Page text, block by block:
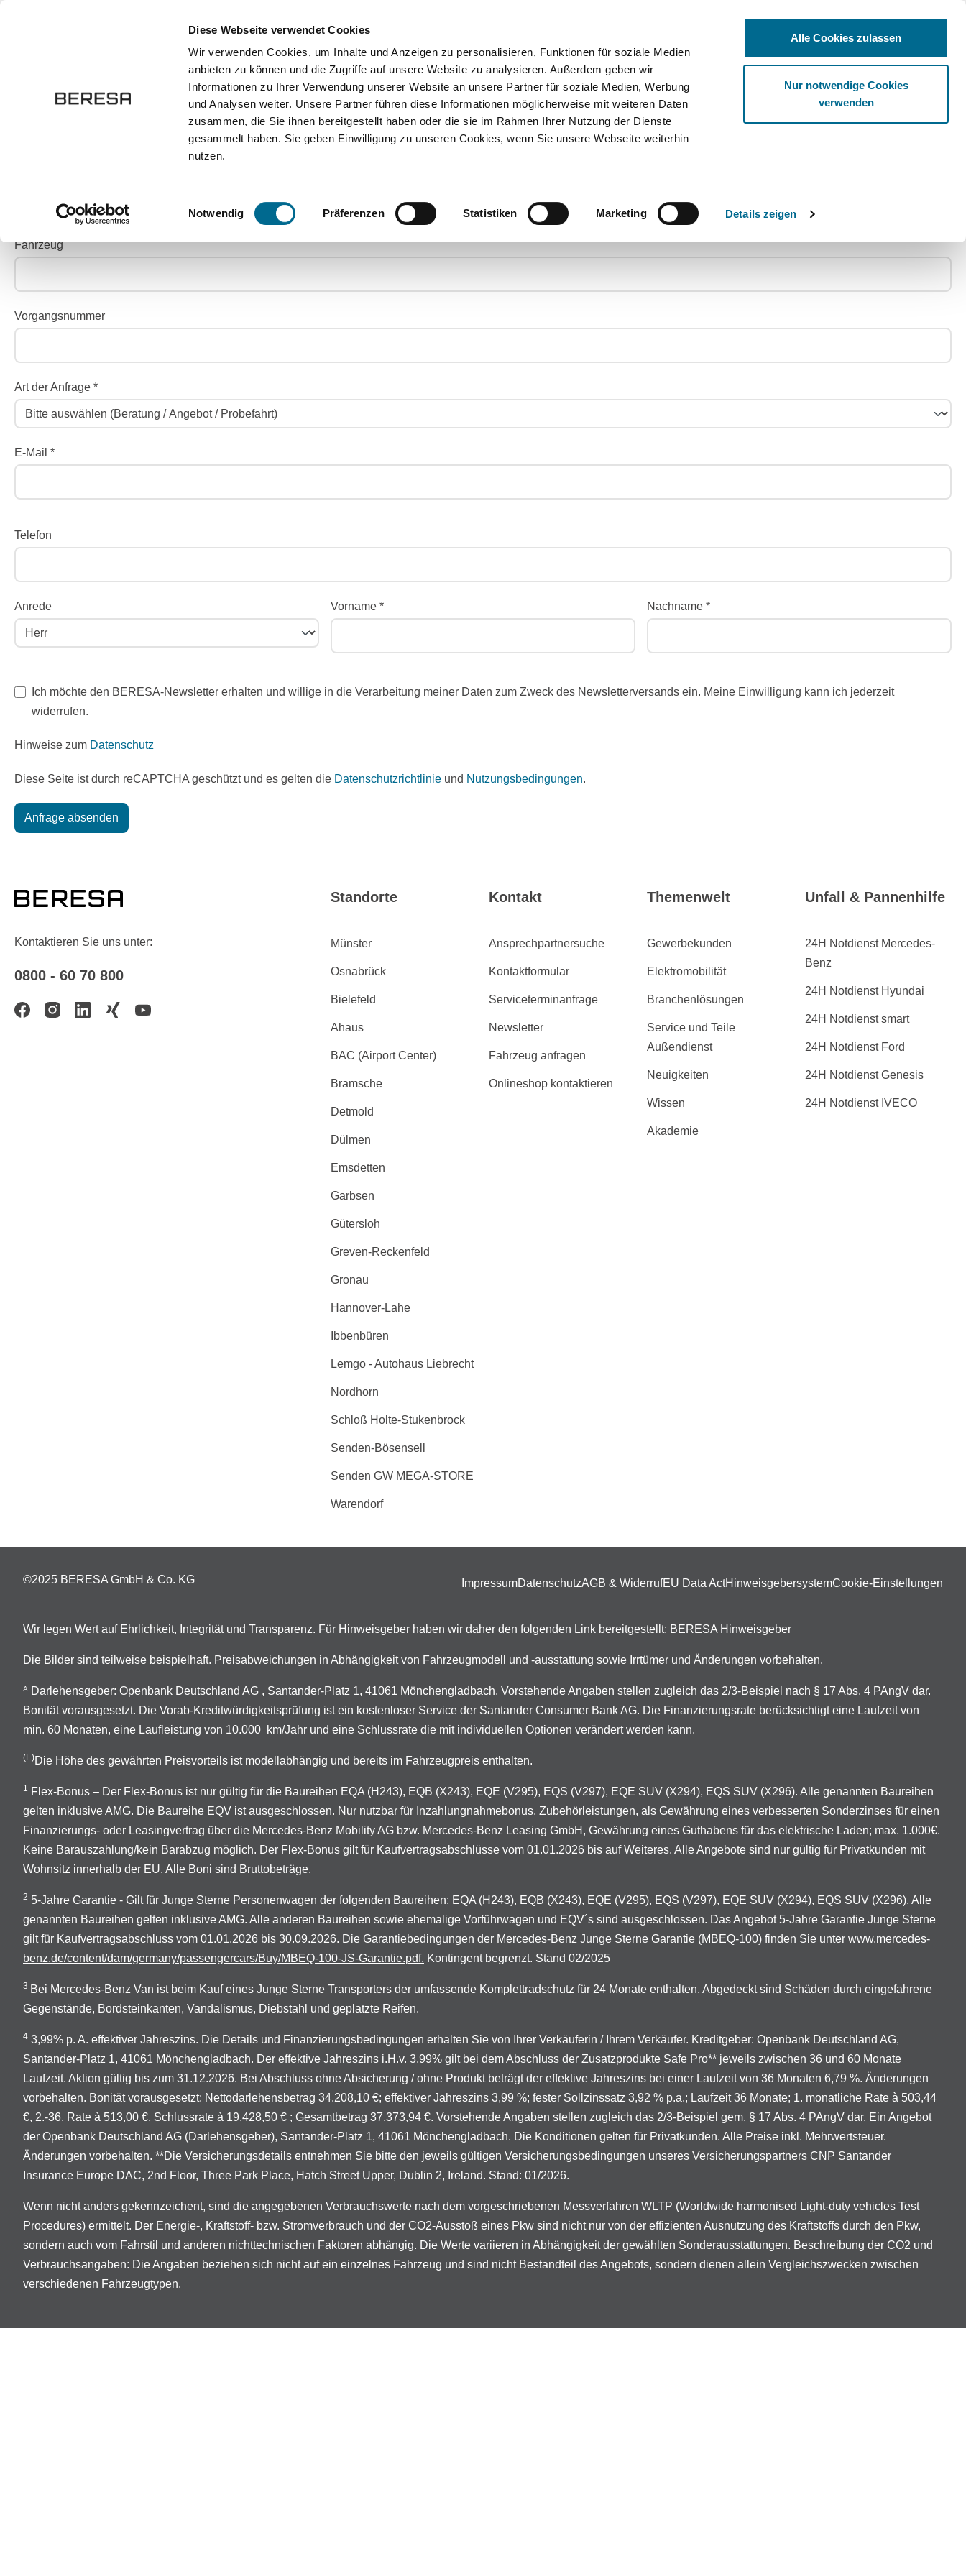
Diese Webseite verwendet Cookies
Wir verwenden Cookies, um Inhalte und Anzeigen zu personalisieren, Funktionen für soziale Medien
anbieten zu können und die Zugriffe auf unsere Website zu analysieren. Außerdem geben wir
Informationen zu Ihrer Verwendung unserer Website an unsere Partner für soziale Medien, Werbung
und Analysen weiter. Unsere Partner führen diese Informationen möglicherweise mit weiteren Daten
zusammen, die Sie ihnen bereitgestellt haben oder die sie im Rahmen Ihrer Nutzung der Dienste
gesammelt haben. Sie geben Einwilligung zu unseren Cookies, wenn Sie unsere Webseite weiterhin
nutzen.
Einwilligungsauswahl
Notwendig Präferenzen Statistiken Marketing Details zeigen
Alle Cookies zulassen
Nur notwendige Cookies
verwenden
Onlineshop
JETZT FAHRZEUG ANFRAGEN
Fahrzeug
Vorgangsnummer
Art der Anfrage *
E-Mail *
Telefon
Anrede Vorname * Nachname *
Ich möchte den BERESA-Newsletter erhalten und willige in die Verarbeitung meiner Daten zum Zweck des Newsletterversands ein. Meine Einwilligung kann ich jederzeit
widerrufen.
Hinweise zum Datenschutz
Diese Seite ist durch reCAPTCHA geschützt und es gelten die Datenschutzrichtlinie und Nutzungsbedingungen.
Anfrage absenden
Kontaktieren Sie uns unter:
0800 - 60 70 800
Standorte
Münster
Osnabrück
Bielefeld
Ahaus
BAC (Airport Center)
Bramsche
Detmold
Dülmen
Emsdetten
Garbsen
Gütersloh
Greven-Reckenfeld
Gronau
Hannover-Lahe
Ibbenbüren
Lemgo - Autohaus Liebrecht
Nordhorn
Schloß Holte-Stukenbrock
Senden-Bösensell
Senden GW MEGA-STORE
Warendorf
Kontakt
Ansprechpartnersuche
Kontaktformular
Serviceterminanfrage
Newsletter
Fahrzeug anfragen
Onlineshop kontaktieren
Themenwelt
Gewerbekunden
Elektromobilität
Branchenlösungen
Service und Teile
Außendienst
Neuigkeiten
Wissen
Akademie
Unfall & Pannenhilfe
24H Notdienst Mercedes-
Benz
24H Notdienst Hyundai
24H Notdienst smart
24H Notdienst Ford
24H Notdienst Genesis
24H Notdienst IVECO
©2025 BERESA GmbH & Co. KG ImpressumDatenschutzAGB & WiderrufEU Data ActHinweisgebersystemCookie-Einstellungen
Wir legen Wert auf Ehrlichkeit, Integrität und Transparenz. Für Hinweisgeber haben wir daher den folgenden Link bereitgestellt: BERESA Hinweisgeber
Die Bilder sind teilweise beispielhaft. Preisabweichungen in Abhängigkeit von Fahrzeugmodell und -ausstattung sowie Irrtümer und Änderungen vorbehalten.
A
Darlehensgeber: Openbank Deutschland AG , Santander-Platz 1, 41061 Mönchengladbach. Vorstehende Angaben stellen zugleich das 2/3-Beispiel nach § 17 Abs. 4 PAngV dar.
Bonität vorausgesetzt. Die Vorab-Kreditwürdigkeitsprüfung ist ein kostenloser Service der Santander Consumer Bank AG. Die Finanzierungsrate berücksichtigt eine Laufzeit von
min. 60 Monaten, eine Laufleistung von 10.000 km/Jahr und eine Schlussrate die mit individuellen Optionen verändert werden kann.
(E)Die Höhe des gewährten Preisvorteils ist modellabhängig und bereits im Fahrzeugpreis enthalten.
1 Flex-Bonus – Der Flex-Bonus ist nur gültig für die Baureihen EQA (H243), EQB (X243), EQE (V295), EQS (V297), EQE SUV (X294), EQS SUV (X296). Alle genannten Baureihen
gelten inklusive AMG. Die Baureihe EQV ist ausgeschlossen. Nur nutzbar für Inzahlungnahmebonus, Zubehörleistungen, als Gewährung eines verbesserten Sonderzinses für einen
Finanzierungs- oder Leasingvertrag über die Mercedes-Benz Mobility AG bzw. Mercedes-Benz Leasing GmbH, Gewährung eines Guthabens für das elektrische Laden; max. 1.000€.
Keine Barauszahlung/kein Barabzug möglich. Der Flex-Bonus gilt für Kaufvertragsabschlüsse vom 01.01.2026 bis auf Weiteres. Alle Angebote sind nur gültig für Privatkunden mit
Wohnsitz innerhalb der EU. Alle Boni sind Bruttobeträge.
2 5-Jahre Garantie - Gilt für Junge Sterne Personenwagen der folgenden Baureihen: EQA (H243), EQB (X243), EQE (V295), EQS (V297), EQE SUV (X294), EQS SUV (X296). Alle
genannten Baureihen gelten inklusive AMG. Alle anderen Baureihen sowie ehemalige Vorführwagen und EQV´s sind ausgeschlossen. Das Angebot 5-Jahre Garantie Junge Sterne
gilt für Kaufvertragsabschluss vom 01.01.2026 bis 30.09.2026. Die Garantiebedingungen der Mercedes-Benz Junge Sterne Garantie (MBEQ-100) finden Sie unter www.mercedes-
benz.de/content/dam/germany/passengercars/Buy/MBEQ-100-JS-Garantie.pdf. Kontingent begrenzt. Stand 02/2025
3 Bei Mercedes-Benz Van ist beim Kauf eines Junge Sterne Transporters der umfassende Komplettradschutz für 24 Monate enthalten. Abgedeckt sind Schäden durch eingefahrene
Gegenstände, Bordsteinkanten, Vandalismus, Diebstahl und geplatzte Reifen.
4 3,99% p. A. effektiver Jahreszins. Die Details und Finanzierungsbedingungen erhalten Sie von Ihrer Verkäuferin / Ihrem Verkäufer. Kreditgeber: Openbank Deutschland AG,
Santander-Platz 1, 41061 Mönchengladbach. Der effektive Jahreszins i.H.v. 3,99% gilt bei dem Abschluss der Zusatzprodukte Safe Pro** jeweils zwischen 36 und 60 Monate
Laufzeit. Aktion gültig bis zum 31.12.2026. Bei Abschluss ohne Absicherung / ohne Produkt beträgt der effektive Jahreszins bei einer Laufzeit von 36 Monaten 6,79 %. Änderungen
vorbehalten. Bonität vorausgesetzt: Nettodarlehensbetrag 34.208,10 €; effektiver Jahreszins 3,99 %; fester Sollzinssatz 3,92 % p.a.; Laufzeit 36 Monate; 1. monatliche Rate à 503,44
€, 2.-36. Rate à 513,00 €, Schlussrate à 19.428,50 € ; Gesamtbetrag 37.373,94 €. Vorstehende Angaben stellen zugleich das 2/3-Beispiel gem. § 17 Abs. 4 PAngV dar. Ein Angebot
der Openbank Deutschland AG (Darlehensgeber), Santander-Platz 1, 41061 Mönchengladbach. Die Konditionen gelten für Privatkunden. Alle Preise inkl. Mehrwertsteuer.
Änderungen vorbehalten. **Die Versicherungsdetails entnehmen Sie bitte den jeweils gültigen Versicherungsbedingungen unseres Versicherungspartners CNP Santander
Insurance Europe DAC, 2nd Floor, Three Park Place, Hatch Street Upper, Dublin 2, Ireland. Stand: 01/2026.
Wenn nicht anders gekennzeichent, sind die angegebenen Verbrauchswerte nach dem vorgeschriebenen Messverfahren WLTP (Worldwide harmonised Light-duty vehicles Test
Procedures) ermittelt. Der Energie-, Kraftstoff- bzw. Stromverbrauch und der CO2-Ausstoß eines Pkw sind nicht nur von der effizienten Ausnutzung des Kraftstoffs durch den Pkw,
sondern auch vom Fahrstil und anderen nichttechnischen Faktoren abhängig. Die Werte variieren in Abhängigkeit der gewählten Sonderausstattungen. Beschreibung der CO2 und
Verbrauchsangaben: Die Angaben beziehen sich nicht auf ein einzelnes Fahrzeug und sind nicht Bestandteil des Angebots, sondern dienen allein Vergleichszwecken zwischen
verschiedenen Fahrzeugtypen.